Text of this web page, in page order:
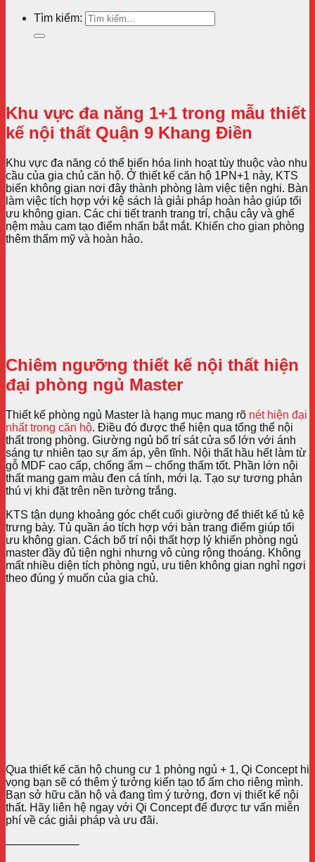
Tìm kiếm:
Khu vực đa năng 1+1 trong mẫu thiết
kế nội thất Quận 9 Khang Điền
Khu vực đa năng có thể biến hóa linh hoạt tùy thuộc vào nhu
cầu của gia chủ căn hộ. Ở thiết kế căn hộ 1PN+1 này, KTS
biến không gian nơi đây thành phòng làm việc tiện nghi. Bàn
làm việc tích hợp với kệ sách là giải pháp hoàn hảo giúp tối
ưu không gian. Các chi tiết tranh trang trí, chậu cây và ghế
nệm màu cam tạo điểm nhấn bắt mắt. Khiến cho gian phòng
thêm thẩm mỹ và hoàn hảo.
Chiêm ngưỡng thiết kế nội thất hiện
đại phòng ngủ Master
Thiết kế phòng ngủ Master là hạng mục mang rõ nét hiện đại
nhất trong căn hộ. Điều đó được thể hiện qua tổng thể nội
thất trong phòng. Giường ngủ bố trí sát cửa sổ lớn với ánh
sáng tự nhiên tạo sự ấm áp, yên tĩnh. Nội thất hầu hết làm từ
gỗ MDF cao cấp, chống ẩm – chống thấm tốt. Phần lớn nội
thất mang gam màu đen cá tính, mới lạ. Tạo sự tương phản
thú vị khi đặt trên nền tường trắng.
KTS tận dụng khoảng góc chết cuối giường để thiết kế tủ kệ
trưng bày. Tủ quần áo tích hợp với bàn trang điểm giúp tối
ưu không gian. Cách bố trí nội thất hợp lý khiến phòng ngủ
master đầy đủ tiện nghi nhưng vô cùng rộng thoáng. Không
mất nhiều diện tích phòng ngủ, ưu tiên không gian nghỉ ngơi
theo đúng ý muốn của gia chủ.
Qua thiết kế căn hộ chung cư 1 phòng ngủ + 1, Qi Concept hi
vọng bạn sẽ có thêm ý tưởng kiến tạo tổ ấm cho riêng mình.
Bạn sở hữu căn hộ và đang tìm ý tưởng, đơn vị thiết kế nội
thất. Hãy liên hệ ngay với Qi Concept để được tư vấn miễn
phí về các giải pháp và ưu đãi.
——————–